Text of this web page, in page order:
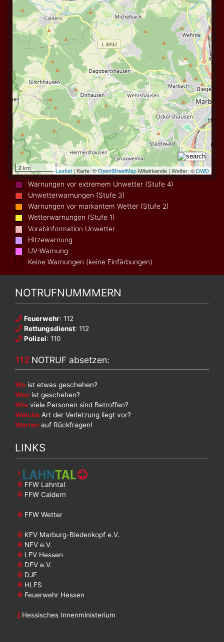
Warnungen vor extremem Unwetter (Stufe 4)
Unwetterwarnungen (Stufe 3)
Warnungen vor markantem Wetter (Stufe 2)
Wetterwarnungen (Stufe 1)
Vorabinformation Unwetter
Hitzewarnung
UV-Warnung
Keine Warnungen (keine Einfärbungen)
NOTRUFNUMMMERN
Feuerwehr: 112
Rettungsdienst: 112
Polizei: 110
112 NOTRUF absetzen:
Wo ist etwas geschehen?
Was ist geschehen?
Wie viele Personen sind Betroffen?
Welche Art der Verletzung liegt vor?
Warten auf Rückfragen!
LINKS
FFW Lahntal
FFW Caldern
FFW Wetter
KFV Marburg-Biedenkopf e.V.
NFV e.V.
LFV Hessen
DFV e.V.
DJF
HLFS
Feuerwehr Hessen
Hessisches Innenministerium